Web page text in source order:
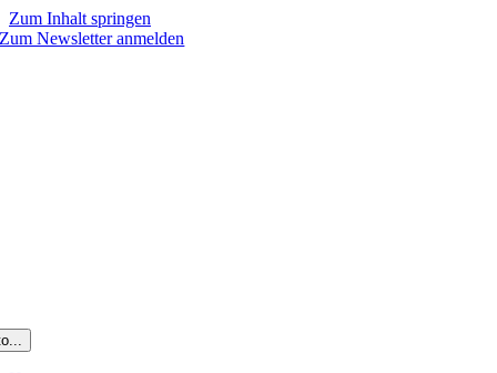
Zum Inhalt springen
Zum Newsletter anmelden